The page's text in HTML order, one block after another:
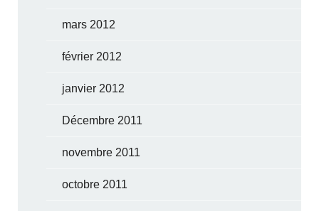
mars 2012
février 2012
janvier 2012
Décembre 2011
novembre 2011
octobre 2011